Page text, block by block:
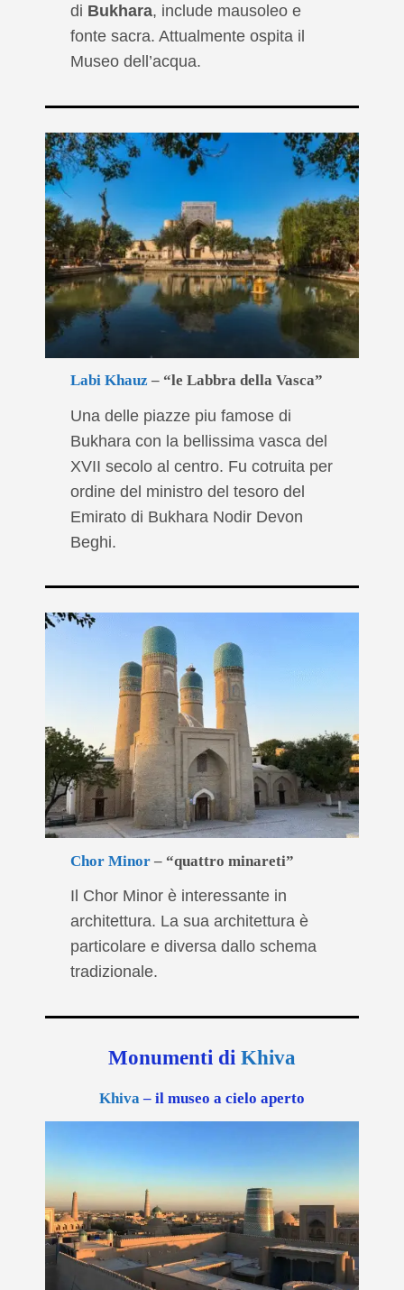
di Bukhara, include mausoleo e
fonte sacra. Attualmente ospita il
Museo dell’acqua.
Labi Khauz– “le Labbra della Vasca”
Una delle piazze piu famose di
Bukhara con la bellissima vasca del
XVII secolo al centro. Fu cotruita per
ordine del ministro del tesoro del
Emirato di Bukhara Nodir Devon
Beghi.
Chor Minor– “quattro minareti”
Il Chor Minor è interessante in
architettura. La sua architettura è
particolare e diversa dallo schema
tradizionale.
Monumenti di Khiva
Khiva– il museo a cielo aperto